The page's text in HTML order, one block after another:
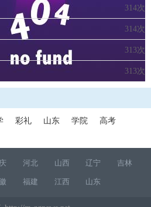
314次
314次
313次
313次
彩礼 山东 学院
高考
河北 山西 辽宁 吉林
福建 江西 山东